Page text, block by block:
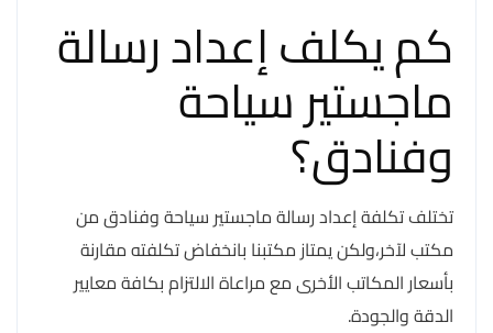
كم يكلف إعداد رسالة
ماجستير سياحة
وفنادق؟
تختلف تكلفة إعداد رسالة ماجستير سياحة وفنادق من
مكتب لآخر،ولكن يمتاز مكتبنا بانخفاض تكلفته مقارنة
بأسعار المكاتب الأخرى مع مراعاة الالتزام بكافة معايير
الدقة والجودة.